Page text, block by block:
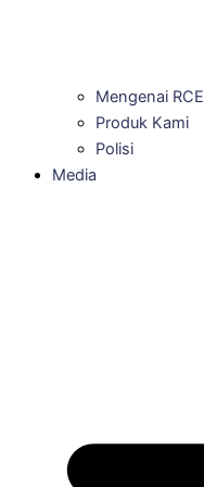
Mengenai RCE
Produk Kami
Polisi
Media